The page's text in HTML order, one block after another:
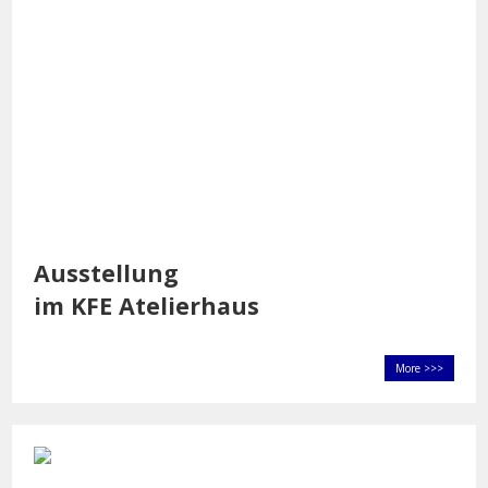
Ausstellung
im KFE Atelierhaus
More >>>